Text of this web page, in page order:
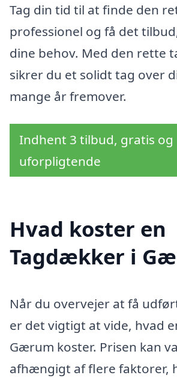
Tag din tid til at finde den
professionel og få det
dine behov. Med den rette
sikrer du et solidt tag over
mange år fremover.
Indhent 3 tilbud, gratis og
uforpligtende
Hvad koster en
Tagdækker i
Når du overvejer at få
er det vigtigt at vide, hvad
Gærum koster. Prisen kan
afhængigt af flere faktorer,